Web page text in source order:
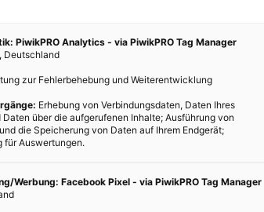
ERNÄHRUNG
Was der Mensch essen
darf
FEBRUAR 2015 VONMARTINA LIEL
PiwikPRO Analytics - via PiwikPRO Tag Manager
Deutschland
zur Fehlerbehebung und Weiterentwicklung
Erhebung von Verbindungsdaten, Daten Ihres
Daten über die aufgerufenen Inhalte; Ausführung von
die Speicherung von Daten auf Ihrem Endgerät;
Auswertungen.
Werbung: Facebook Pixel - via PiwikPRO Tag Manager